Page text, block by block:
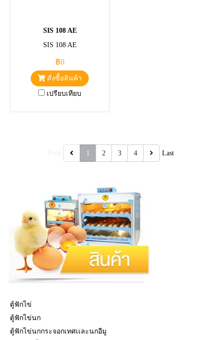
SIS 108 AE
SIS 108 AE
฿0
สั่งซื้อสินค้า
เปรียบเทียบ
1 2 3 4 Last
ตู้ฟักไข่
ตู้ฟักไข่นก
ตู้ฟักไข่นกกระจอกเทศเเละนกอีมู